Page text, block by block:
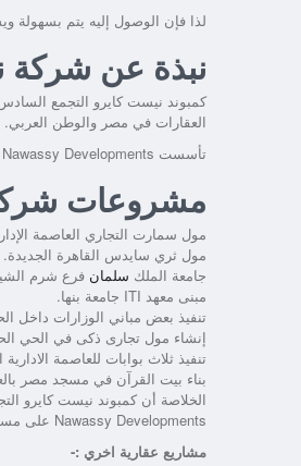
لذا فإن الوصول إليه يتم بسهولة
نبذة عن شركة
كمبوند نيست كايرو التجمع
العقارات في مصر والوطن العربي.
تأسست Nawassy Developments
مشروعات
مول سمارت التجاري العاصمة
مول ثري سايدس القاهرة الجديدة.
جامعة الملك سلمان فرع شرم
مبنى معهد ITI جامعة بنها.
تنفيذ بعض مباني الوزارات داخل
إنشاء مول تجارى ذكى في الحي
تنفيذ ثلاث بوابات للعاصمة الادارية
بناء بيت القرآن في مسجد مصر
الخلاصة أن كمبوند نيست كايرو
Nawassy Developments على
مشاريع عقارية اخري :-